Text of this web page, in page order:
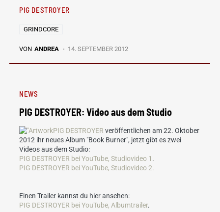
PIG DESTROYER
GRINDCORE
VON ANDREA 14. SEPTEMBER 2012
NEWS
PIG DESTROYER: Video aus dem Studio
PIG DESTROYER veröffentlichen am 22. Oktober
2012 ihr neues Album "Book Burner", jetzt gibt es zwei
Videos aus dem Studio:
PIG DESTROYER bei YouTube, Studiovideo 1 .
PIG DESTROYER bei YouTube, Studiovideo 2.
Einen Trailer kannst du hier ansehen:
PIG DESTROYER bei YouTube, Albumtrailer.